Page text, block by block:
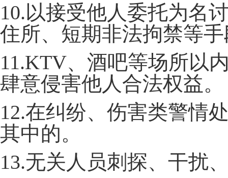
10.以接受他人委托为名
住所、短期非法拘禁等
11.KTV、酒吧等场所以
肆意侵害他人合法权益。
12.在纠纷、伤害类警情
其中的。
13.无关人员刺探、干扰